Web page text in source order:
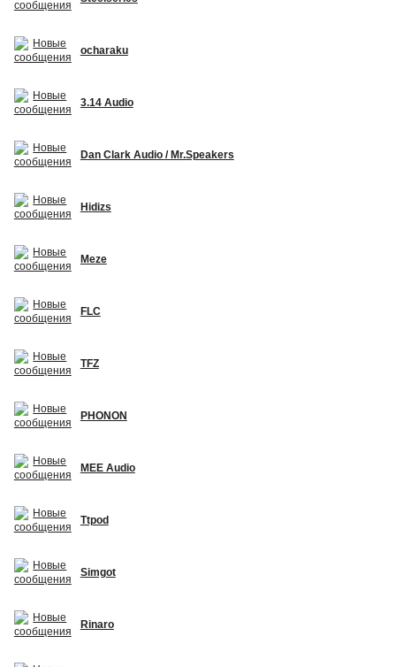
ocharaku
3.14 Audio
Dan Clark Audio / Mr.Speakers
Hidizs
Meze
FLC
TFZ
PHONON
MEE Audio
Ttpod
Simgot
Rinaro